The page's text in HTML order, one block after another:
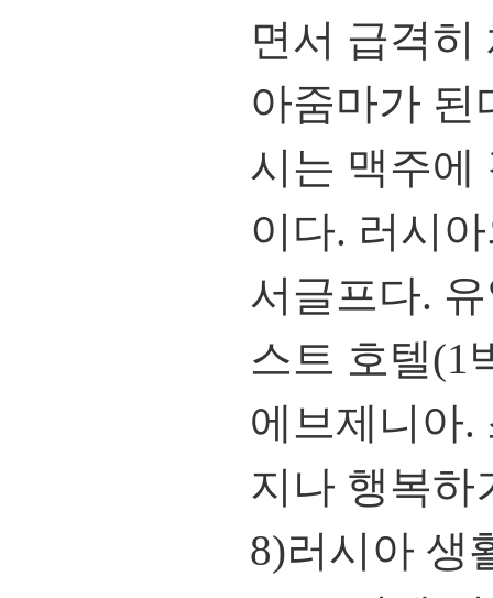
면서 급격히
아줌마가 된
시는 맥주에
이다. 러시
서글프다.
스트 호텔(1
에브제니아.
지나 행복하
8)러시아 생